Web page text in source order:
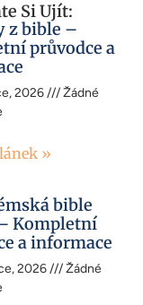
Si Ujít:
z bible –
průvodce a
2026
Žádné
»
bible
Kompletní
a informace
2026
Žádné